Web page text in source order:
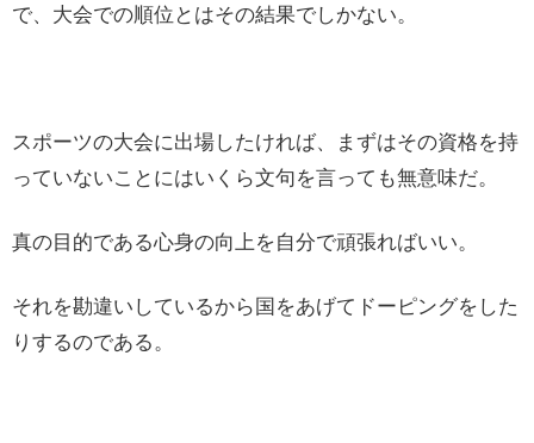
で、大会での順位とはその結果でしかない。
スポーツの大会に出場したければ、まずはその資格を持
っていないことにはいくら文句を言っても無意味だ。
真の目的である心身の向上を自分で頑張ればいい。
それを勘違いしているから国をあげてドーピングをした
りするのである。